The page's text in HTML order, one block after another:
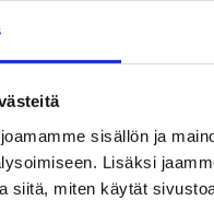
sisällön ja
Lisäksi
siitä, miten käytät